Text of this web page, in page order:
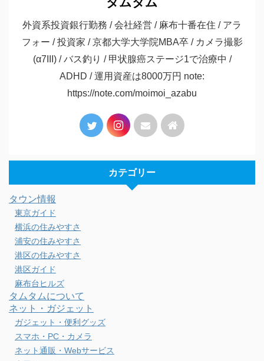
タムタム
外資系投資銀行勤務 / 会社経営 / 麻布十番在住 / アラ
フォー / 投資家 / 京都大学大学院MBA卒 / カメラ撮影
(α7III) / バス釣り / 甲状腺癌ステージ1で治療中 /
ADHD / 運用資産は8000万円 note:
カテゴリー